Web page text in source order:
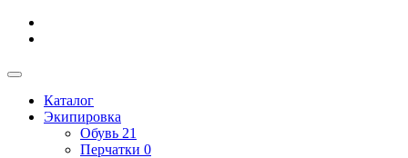
Каталог
Экипировка
Обувь 21
Перчатки 0